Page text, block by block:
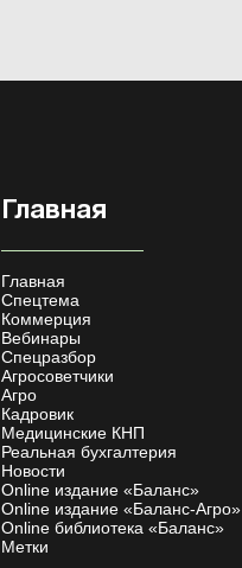
Главная
Главная
Спецтема
Коммерция
Вебинары
Спецразбор
Агросоветчики
Агро
Кадровик
Медицинские КНП
Реальная бухгалтерия
Новости
Online издание «Баланс»
Online издание «Баланс-Агро»
Online библиотека «Баланс»
Метки